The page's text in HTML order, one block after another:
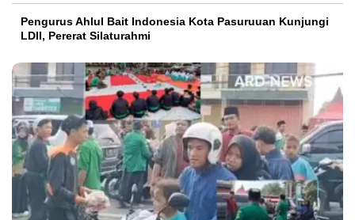
Pengurus Ahlul Bait Indonesia Kota Pasuruuan Kunjungi
LDII, Pererat Silaturahmi